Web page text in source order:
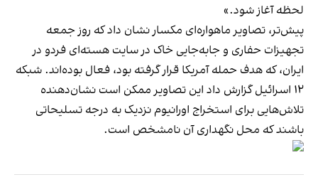
لحظه آغاز شود.»
پیش‌تر، تصاویر ماهواره‌ای مکسار نشان داد که روز جمعه
تجهیزات حفاری و جابه‌جایی خاک در سایت هسته‌ای فردو در
ایران، که هدف حمله آمریکا قرار گرفته بود، فعال بوده‌اند. شبکه
۱۲ اسرائیل گزارش داد این تصاویر ممکن است نشان‌دهنده
تلاش‌هایی برای استخراج اورانیوم نزدیک به درجه تسلیحاتی
باشند که محل نگهداری آن نامشخص است.